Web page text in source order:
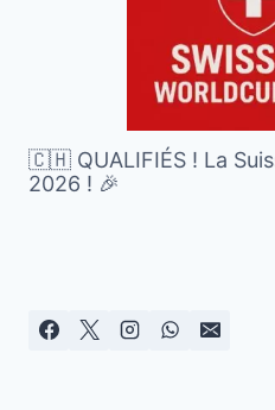
🇨🇭 QUALIFIÉS ! La
2026 ! 🎉